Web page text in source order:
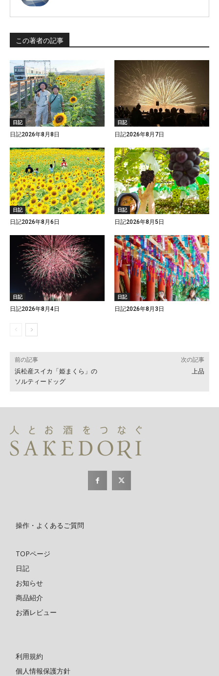
この著者の記事
日記
日記2026年8月8日
日記
日記2026年8月7日
日記
日記2026年8月6日
日記
日記2026年8月5日
日記
日記2026年8月4日
日記
日記2026年8月3日
前の記事
浜松産スイカ「姫まくら」の
ソルティードッグ
次の記事
上品
操作・よくあるご質問
TOPページ
日記
お知らせ
商品紹介
お酒レビュー
利用規約
個人情報保護方針